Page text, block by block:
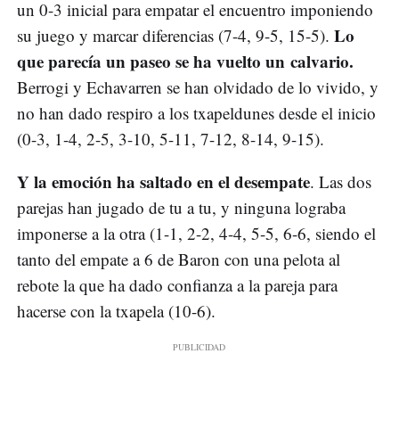
un 0-3 inicial para empatar el encuentro imponiendo
su juego y marcar diferencias (7-4, 9-5, 15-5). Lo
que parecía un paseo se ha vuelto un calvario.
Berrogi y Echavarren se han olvidado de lo vivido, y
no han dado respiro a los txapeldunes desde el inicio
(0-3, 1-4, 2-5, 3-10, 5-11, 7-12, 8-14, 9-15).
Y la emoción ha saltado en el desempate. Las dos
parejas han jugado de tu a tu, y ninguna lograba
imponerse a la otra (1-1, 2-2, 4-4, 5-5, 6-6, siendo el
tanto del empate a 6 de Baron con una pelota al
rebote la que ha dado confianza a la pareja para
hacerse con la txapela (10-6).